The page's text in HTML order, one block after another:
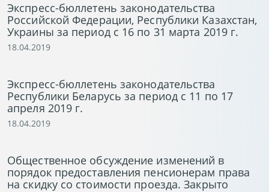
Экспресс-бюллетень законодательства
Российской Федерации, Республики Казахстан,
Украины за период с 16 по 31 марта 2019 г.
18.04.2019
Экспресс-бюллетень законодательства
Республики Беларусь за период с 11 по 17
апреля 2019 г.
18.04.2019
Общественное обсуждение изменений в
порядок предоставления пенсионерам права
на скидку со стоимости проезда. Закрыто